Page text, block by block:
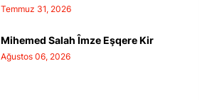
Temmuz 31, 2026
Mihemed Salah Îmze Eşqere Kir
Ağustos 06, 2026